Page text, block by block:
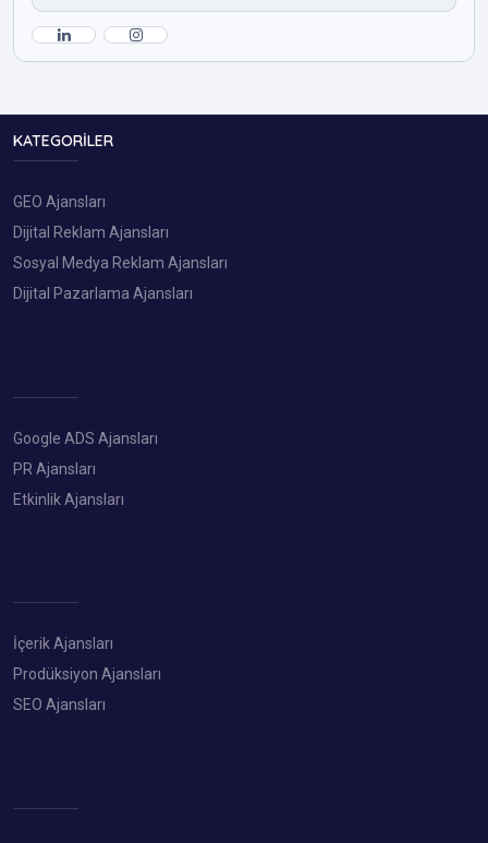
KATEGORILER
GEO Ajansları
Dijital Reklam Ajansları
Sosyal Medya Reklam Ajansları
Dijital Pazarlama Ajansları
Google ADS Ajansları
PR Ajansları
Etkinlik Ajansları
İçerik Ajansları
Prodüksiyon Ajansları
SEO Ajansları